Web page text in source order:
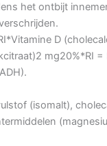
het ontbijt
D
mg20%*RI =
(isomalt),